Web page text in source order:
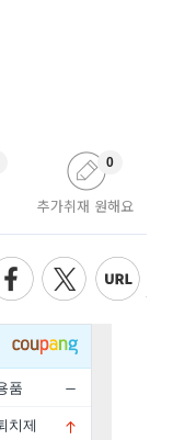
추가취재 원해요
0